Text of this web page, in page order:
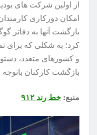
از اولین شرکت های
امکان دورکاری
بازگشت آنها به دفاتر
کرد؛ به شکلی که برای
و کشورهای متعدد،
بازگشت کارکنان
منبع: خط رند ۹۱۲